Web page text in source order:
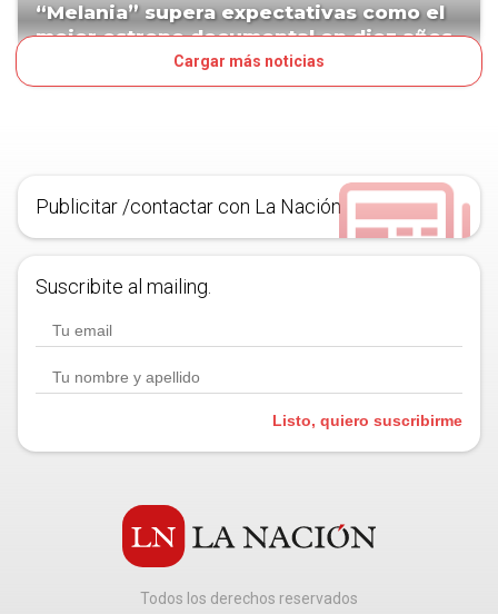
“Melania” supera expectativas como el
mejor estreno documental en diez años
Cargar más noticias
Publicitar /contactar con La Nación
Suscribite al mailing.
Listo, quiero suscribirme
Todos los derechos reservados